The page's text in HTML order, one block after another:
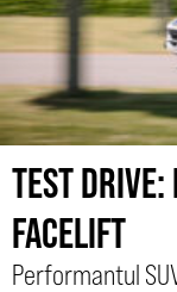
TEST DRIVE:
FACELIFT
Performantul